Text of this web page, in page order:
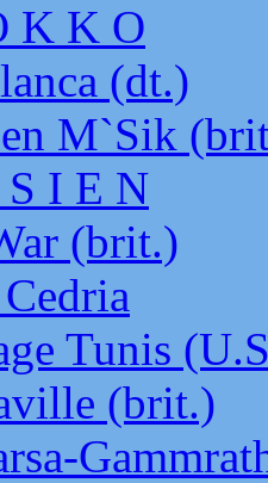
K K O
(dt.)
M`Sik
I E N
(brit.)
Tunis
(brit.)